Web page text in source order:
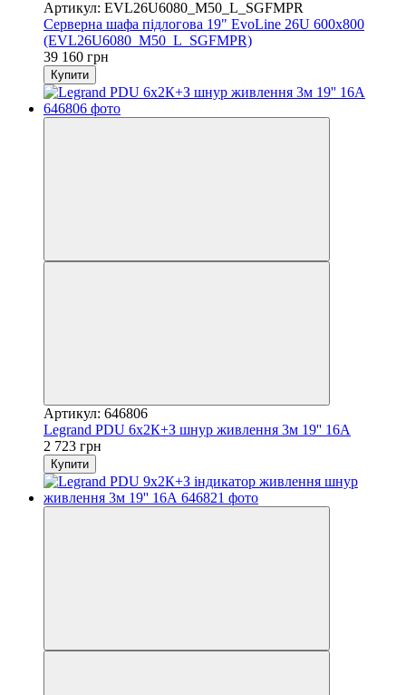
Артикул: EVL26U6080_M50_L_SGFMPR
Серверна шафа підлогова 19" EvoLine 26U 600x800
(EVL26U6080_M50_L_SGFMPR)
39 160 грн
Купити
Артикул: 646806
Legrand PDU 6x2К+З шнур живлення 3м 19'' 16А
2 723 грн
Купити